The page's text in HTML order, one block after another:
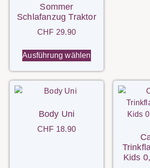
Sommer
Schlafanzug Traktor
CHF 29.90
Ausführung wählen
Body Uni
CHF 18.90
Kids